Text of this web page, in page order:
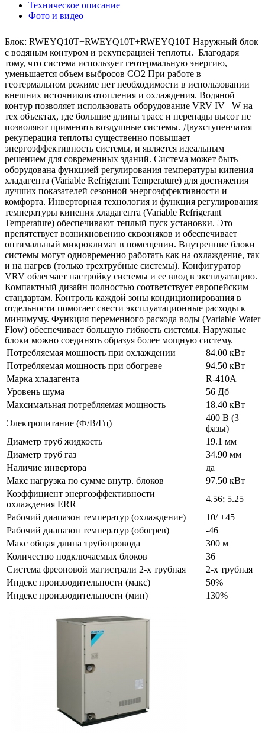
Техническое описание
Фото и видео
Блок: RWEYQ10T+RWEYQ10T+RWEYQ10T Наружный блок
с водяным контуром и рекуперацией теплоты. Благодаря
тому, что система использует геотермальную энергию,
уменьшается объем выбросов CO2 При работе в
геотермальном режиме нет необходимости в использовании
внешних источников отопления и охлаждения. Водяной
контур позволяет использовать оборудование VRV IV –W на
тех объектах, где большие длины трасс и перепады высот не
позволяют применять воздушные системы. Двухступенчатая
рекуперация теплоты существенно повышает
энергоэффективность системы, и является идеальным
решением для современных зданий. Cистема может быть
оборудована функцией регулирования температуры кипения
хладагента (Variable Refrigerant Temperature) для достижения
лучших показателей сезонной энергоэффективности и
комфорта. Инверторная технология и функция регулирования
температуры кипения хладагента (Variable Refrigerant
Temperature) обеспечивают теплый пуск установки. Это
препятствует возникновению сквозняков и обеспечивает
оптимальный микроклимат в помещении. Внутренние блоки
системы могут одновременно работать как на охлаждение, так
и на нагрев (только трехтрубные системы). Конфигуратор
VRV облегчает настройку системы и ее ввод в эксплуатацию.
Компактный дизайн полностью соответствует европейским
стандартам. Контроль каждой зоны кондиционирования в
отдельности помогает свести эксплуатационные расходы к
минимуму. Функция переменного расхода воды (Variable Water
Flow) обеспечивает большую гибкость системы. Наружные
блоки можно соединять образуя более мощную систему.
Потребляемая мощность при охлаждении
84.00 кВт
Потребляемая мощность при обогреве
94.50 кВт
Марка хладагента
R-410A
Уровень шума
56 Дб
Максимальная потребляемая мощность
18.40 кВт
Электропитание (Ф/В/Гц)
400 В (3
фазы)
Диаметр труб жидкость
19.1 мм
Диаметр труб газ
34.90 мм
Наличие инвертора
да
Макс нагрузка по сумме внутр. блоков
97.50 кВт
Коэффициент энергоэффективности
охлаждения ERR
4.56; 5.25
Рабочий диапазон температур (охлаждение)
10/ +45
Рабочий диапазон температур (обогрев)
-46
Макс общая длина трубопровода
300 м
Количество подключаемых блоков
36
Система фреоновой магистрали 2-х трубная
2-х трубная
Индекс производительности (макс)
50%
Индекс производительности (мин)
130%